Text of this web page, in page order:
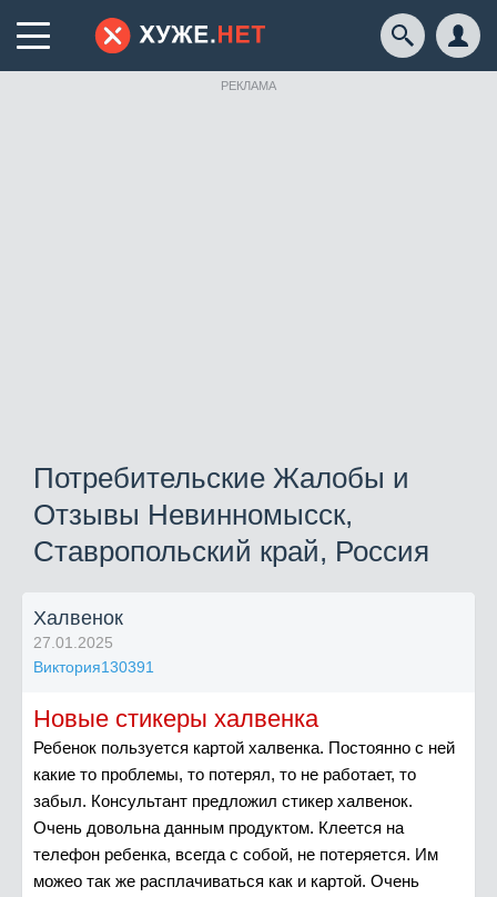
РЕКЛАМА
Потребительские Жалобы и
Отзывы Невинномысск,
Ставропольский край, Россия
Халвенок
27.01.2025
Виктория130391
Новые стикеры халвенка
Ребенок пользуется картой халвенка. Постоянно с ней
какие то проблемы, то потерял, то не работает, то
забыл. Консультант предложил стикер халвенок.
Очень довольна данным продуктом. Клеется на
телефон ребенка, всегда с собой, не потеряется. Им
можео так же расплачиваться как и картой. Очень